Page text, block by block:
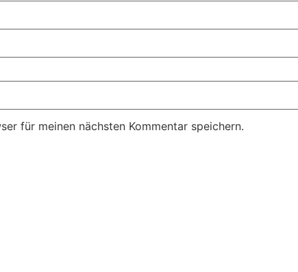
für meinen nächsten Kommentar speichern.